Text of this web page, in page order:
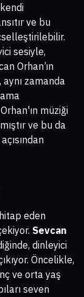
ve bu
sesiyle,
Orhan’ın
zamanda
müziği
ve bu da
açısından
eden
Sevcan
dinleyici
Öncelikle,
ve orta yaş
seven